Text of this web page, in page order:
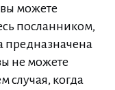
вы можете
посланником,
предназначена
не можете
случая, когда